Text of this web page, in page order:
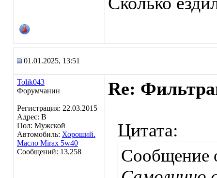
01.01.2025, 13:51
Tolik043
Форумчанин
Регистрация: 22.03.2015
Адрес: В
Пол: Мужской
Автомобиль: Хороший.
Масло Mirax 5w40
Сообщений: 13,258
Re:
Цитата:
Сообщение